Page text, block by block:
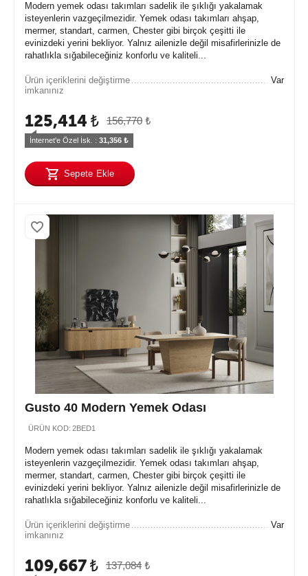
Modern yemek odası takımları sadelik ile şıklığı yakalamak
isteyenlerin vazgeçilmezidir. Yemek odası takımları ahşap,
mermer, standart, carmen, Chester gibi birçok çeşitti ile
evinizdeki yerini bekliyor. Yalnız ailenizle değil misafirlerinizle de
rahatlıkla sığabileceğiniz konforlu ve kaliteli...
Ürün içeriklerini değiştirme
imkanınız
Var
156,770 ₺
125,414 ₺
İnternet'e Özel İsk. : 31,356 ₺
Sepete Ekle
Gusto 40 Modern Yemek Odası
ÜRÜN KOD: 2BED1
Modern yemek odası takımları sadelik ile şıklığı yakalamak
isteyenlerin vazgeçilmezidir. Yemek odası takımları ahşap,
mermer, standart, carmen, Chester gibi birçok çeşitti ile
evinizdeki yerini bekliyor. Yalnız ailenizle değil misafirlerinizle de
rahatlıkla sığabileceğiniz konforlu ve kaliteli...
Ürün içeriklerini değiştirme
imkanınız
Var
137,084 ₺
109,667₺